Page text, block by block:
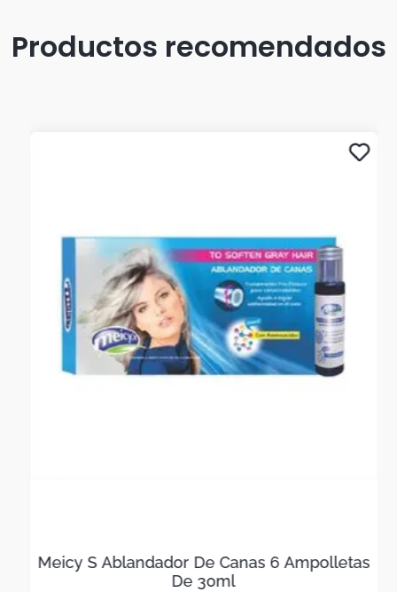
Productos recomendados
Meicy S Ablandador De Canas 6 Ampolletas
De 30ml